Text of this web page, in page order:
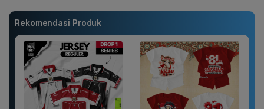
Rekomendasi Produk